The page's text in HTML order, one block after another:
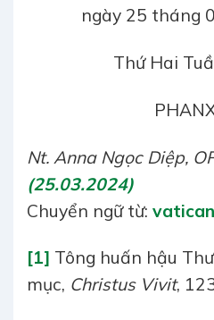
ngày 25 tháng
Thứ Hai
Nt. Anna Ngọc Diệp,
(25.03.2024)
Chuyển ngữ từ:
[1] Tông huấn hậu
mục, Christus Vivit,